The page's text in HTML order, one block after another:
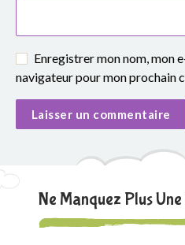
Enregistrer mon nom, mon
navigateur pour mon prochain
Ne Manquez Plus